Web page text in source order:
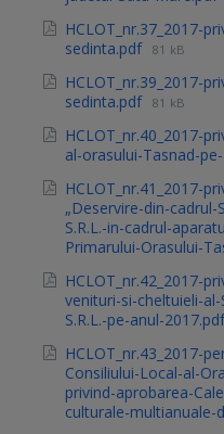
HCLOT_nr.37_2017-
sedinta.pdf 81 kB
HCLOT_nr.39_2017-
sedinta.pdf 81 kB
HCLOT_nr.40_2017-
al-orasului-Tasnad-
HCLOT_nr.41_2017-
„Deservire-din-cadrul-
S.R.L.-in-cadrul-
Primarului-Orasului-
HCLOT_nr.42_2017-
venituri-si-cheltuieli-
S.R.L.-pe-anul-
HCLOT_nr.43_2017-
Consiliului-Local-al-
privind-aprobarea-
culturale-multianuale-